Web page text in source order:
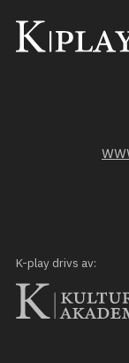
Mina favoriter
K-play drivs av: